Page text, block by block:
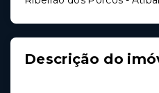
Descrição do